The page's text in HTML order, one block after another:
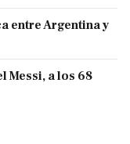
entre Argentina y
Messi, a los 68